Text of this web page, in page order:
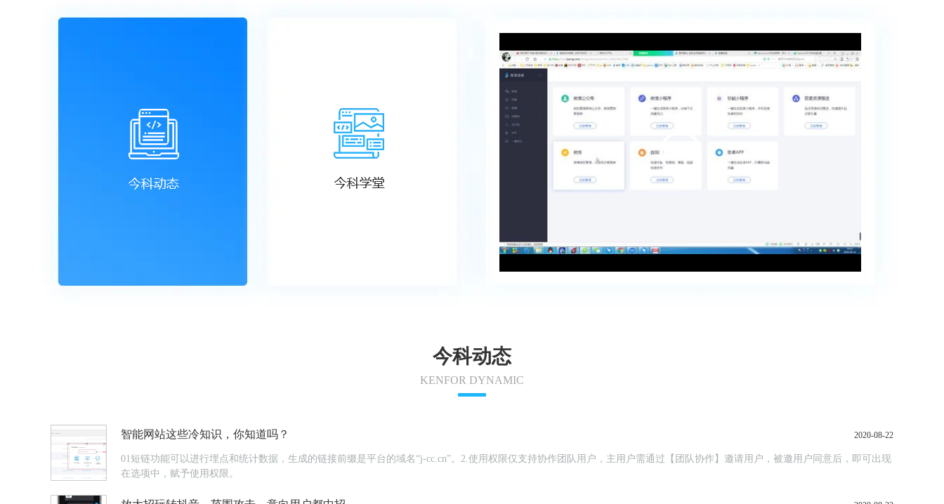
今科动态
KENFOR DYNAMIC
智能网站这些冷知识，你知道吗？ 2020-08-22
01短链功能可以进行埋点和统计数据，生成的链接前缀是平台的域名“j-cc.cn”。2.使用权限仅支持协作团队用户，主用户需通过【团队协作】邀请用户，被邀用户同意后，即可出现
在选项中，赋予使用权限。